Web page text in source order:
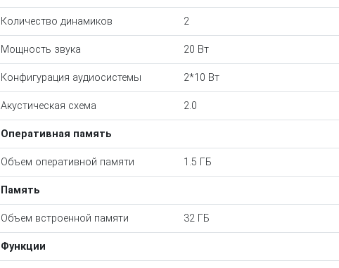
Количество динамиков 2
Мощность звука 20 Вт
Конфигурация аудиосистемы 2*10 Вт
Акустическая схема 2.0
Оперативная память
Объем оперативной памяти 1.5 ГБ
Память
Объем встроенной памяти 32 ГБ
Функции